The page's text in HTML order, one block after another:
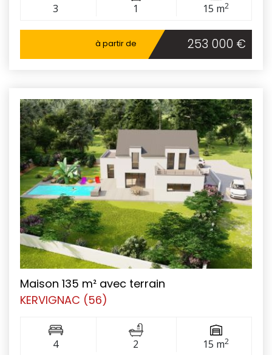
3 1 15 m2
à partir de 253 000 €
Maison 135 m² avec terrain
KERVIGNAC (56)
4 2 15 m2